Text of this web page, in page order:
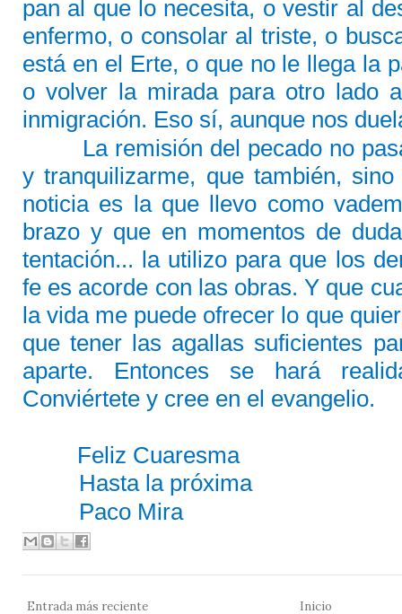
pan al que lo necesita, o vestir al
enfermo, o consolar al triste, o
está en el Erte, o que no le llega la
o volver la mirada para otro lado
inmigración. Eso sí, aunque nos
La remisión del pecado no
y tranquilizarme, que también,
noticia es la que llevo como
brazo y que en momentos de
tentación... la utilizo para que los
fe es acorde con las obras. Y que
la vida me puede ofrecer lo que
que tener las agallas suficientes
aparte. Entonces se hará
Conviértete y cree en el evangelio.
Feliz Cuaresma
Hasta la próxima
Paco Mira
Entrada más reciente Inicio